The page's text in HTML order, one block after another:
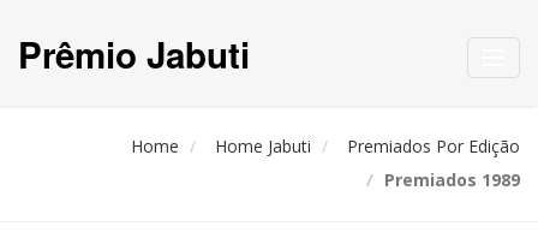
Prêmio Jabuti
Home Home Jabuti
Premiados Por Edição
Premiados 1989